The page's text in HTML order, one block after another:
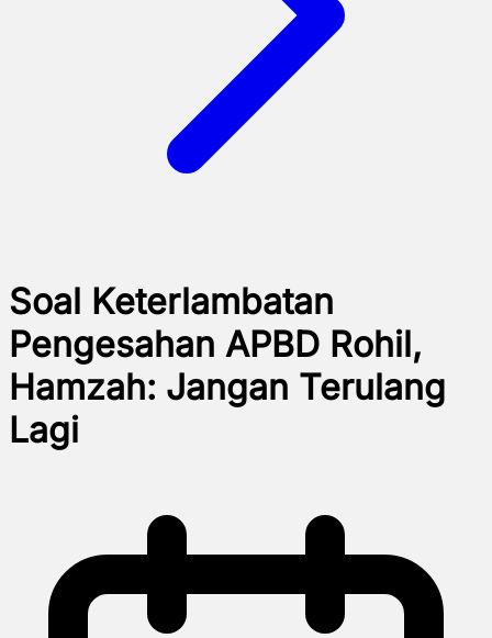
Soal Keterlambatan
Pengesahan APBD Rohil,
Hamzah: Jangan Terulang
Lagi